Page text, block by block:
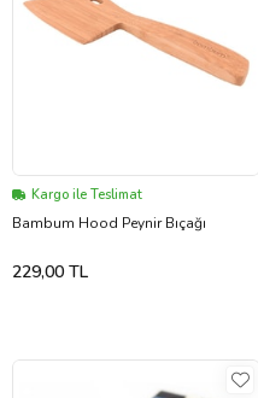
Kargo ile Teslimat
Bambum Hood Peynir Bıçağı
229,00 TL